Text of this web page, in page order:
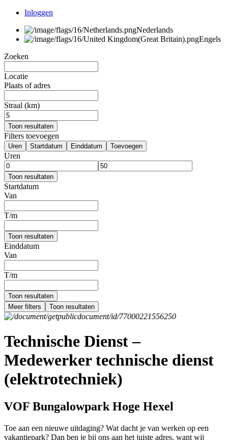
Inloggen
Nederlands
Engels
Zoeken
Locatie
Plaats of adres
Straal (km)
Toon resultaten
Filters toevoegen
Uren Startdatum Einddatum Toevoegen
Uren
Toon resultaten
Startdatum
Van
T/m
Toon resultaten
Einddatum
Van
T/m
Toon resultaten
Meer filters
Toon resultaten
Technische Dienst –
Medewerker technische dienst
(elektrotechniek)
VOF Bungalowpark Hoge Hexel
Toe aan een nieuwe uitdaging? Wat dacht je van werken op een
vakantiepark? Dan ben je bij ons aan het juiste adres, want wij